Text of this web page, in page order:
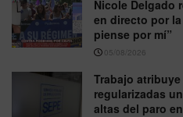
Nicole Delgado
en directo por
piense por mí”
05/08/2026
Trabajo
regularizadas
altas del paro